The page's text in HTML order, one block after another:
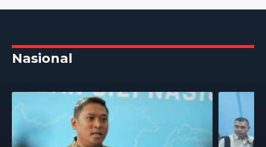
Nasional